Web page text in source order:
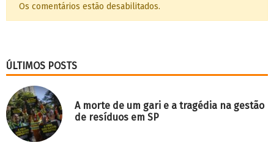
Os comentários estão desabilitados.
ÚLTIMOS POSTS
A morte de um gari e a tragédia na gestão
de resíduos em SP